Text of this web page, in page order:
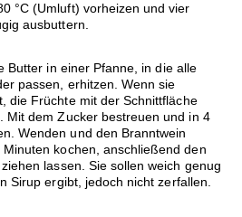
°C (Umluft) vorheizen und vier
ausbuttern.
Butter in einer Pfanne, in die alle
passen, erhitzen. Wenn sie
die Früchte mit der Schnittfläche
Mit dem Zucker bestreuen und in 4
Wenden und den Branntwein
kochen, anschließend den
lassen. Sie sollen weich genug
Sirup ergibt, jedoch nicht zerfallen.